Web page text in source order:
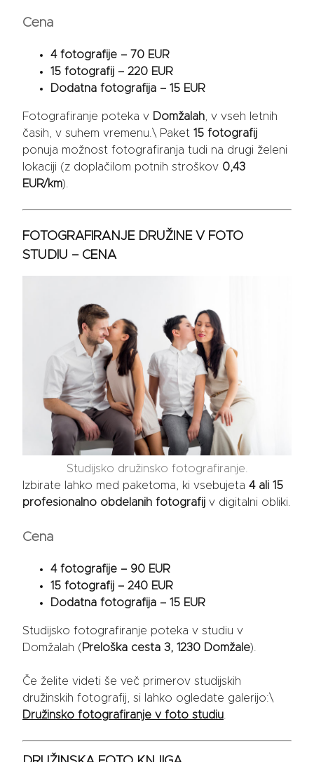
Cena
4 fotografije – 70 EUR
15 fotografij – 220 EUR
Dodatna fotografija – 15 EUR
Fotografiranje poteka v Domžalah , v vseh letnih
časih, v suhem vremenu.\ Paket 15 fotografij
ponuja možnost fotografiranja tudi na drugi želeni
lokaciji (z doplačilom potnih stroškov 0,43
EUR/km).
FOTOGRAFIRANJE DRUŽINE V FOTO
STUDIU – CENA
Studijsko družinsko fotografiranje.
Izbirate lahko med paketoma, ki vsebujeta 4 ali 15
profesionalno obdelanih fotografij v digitalni obliki.
Cena
4 fotografije – 90 EUR
15 fotografij – 240 EUR
Dodatna fotografija – 15 EUR
Studijsko fotografiranje poteka v studiu v
Domžalah (Preloška cesta 3, 1230 Domžale).
Če želite videti še več primerov studijskih
družinskih fotografij, si lahko ogledate galerijo:\
Družinsko fotografiranje v foto studiu